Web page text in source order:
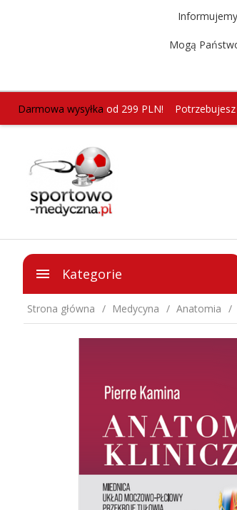
Mogą
Darmowa wysyłka od 299 PLN!
Kategorie
Strona główna Medycyna Anatomia